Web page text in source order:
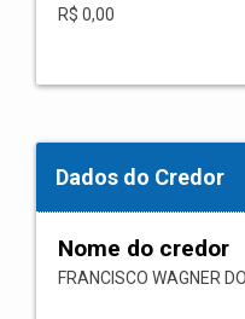
R$ 0,00
Dados do Credor
Nome do credor
FRANCISCO WAGNER